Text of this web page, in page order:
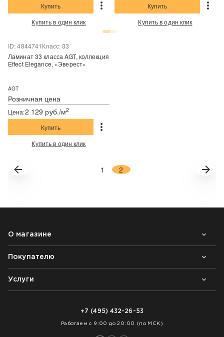
Купить
Купить в один клик
Купить
Купить в один клик
Розничная цена
ID: 4844741 Класс: 33
Цена:2 129 руб./м2
Ламинат 33 класса AGT, коллекция
Effect Elegance, «Эверест»
AGT
Купить
Купить в один клик
1 2
О магазине
Почему выбирают нас
Контакты
Блог
Покупателю
Возврат товара
Как заказать
Услуги
+7 (495) 432-26-53
Работаем с 9:00 до 20:00 (по МСК)